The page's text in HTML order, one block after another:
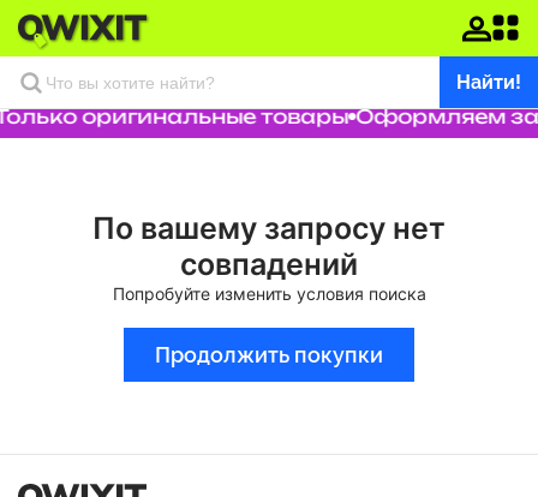
Найти!
оригинальные товары Оформляем
По вашему запросу нет
совпадений
Попробуйте изменить условия поиска
Продолжить покупки